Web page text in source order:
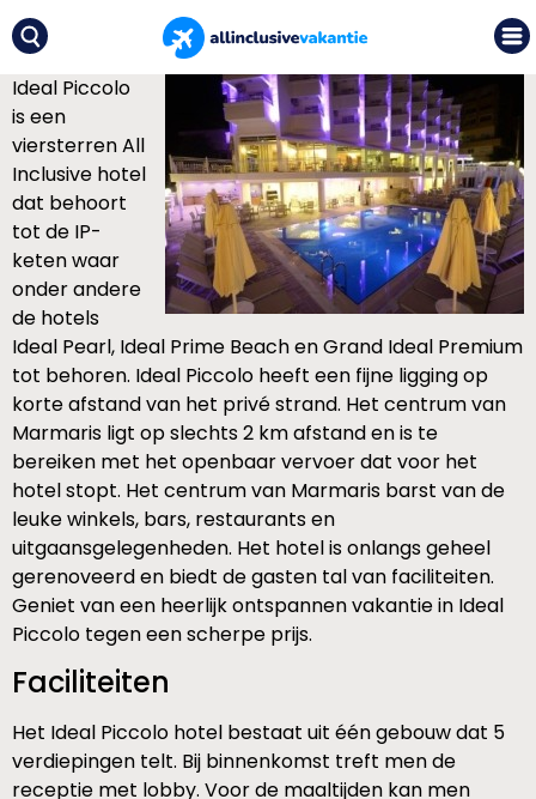
Ideal Piccolo
is een
viersterren All
Inclusive hotel
dat behoort
tot de IP-
keten waar
onder andere
de hotels
Ideal Pearl, Ideal Prime Beach en Grand Ideal Premium
tot behoren. Ideal Piccolo heeft een fijne ligging op
korte afstand van het privé strand. Het centrum van
Marmaris ligt op slechts 2 km afstand en is te
bereiken met het openbaar vervoer dat voor het
hotel stopt. Het centrum van Marmaris barst van de
leuke winkels, bars, restaurants en
uitgaansgelegenheden. Het hotel is onlangs geheel
gerenoveerd en biedt de gasten tal van faciliteiten.
Geniet van een heerlijk ontspannen vakantie in Ideal
Piccolo tegen een scherpe prijs.
Faciliteiten
Het Ideal Piccolo hotel bestaat uit één gebouw dat 5
verdiepingen telt. Bij binnenkomst treft men de
receptie met lobby. Voor de maaltijden kan men